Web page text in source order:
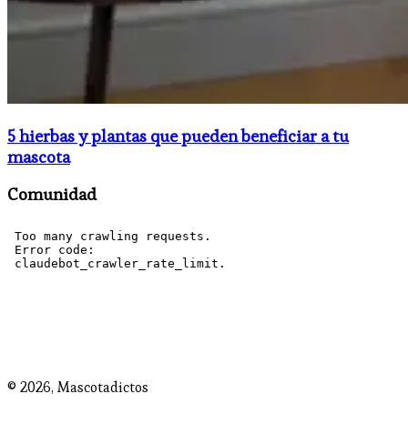
5 hierbas y plantas que pueden beneficiar a tu
mascota
Comunidad
© 2026, Mascotadictos